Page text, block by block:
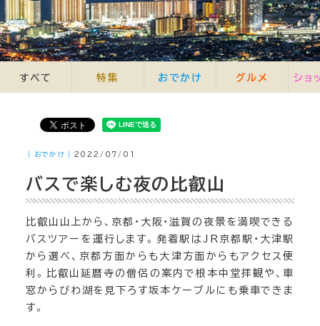
すべて 特集 おでかけ グルメ ショ
｜おでかけ｜ 2022/07/01
バスで楽しむ夜の比叡山
比叡山山上から、京都・大阪・滋賀の夜景を満喫できる
バスツアーを運行します。発着駅はJR京都駅・大津駅
から選べ、京都方面からも大津方面からもアクセス便
利。比叡山延暦寺の僧侶の案内で根本中堂拝観や、車
窓からびわ湖を見下ろす坂本ケーブルにも乗車できま
す。